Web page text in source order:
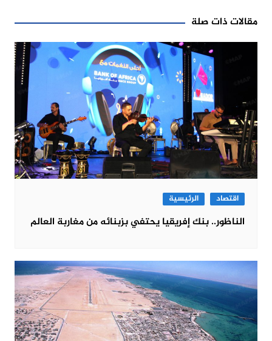
مقالات ذات صلة
اقتصاد الرئيسية
الناظور.. بنك إفريقيا يحتفي بزبنائه من مغاربة العالم